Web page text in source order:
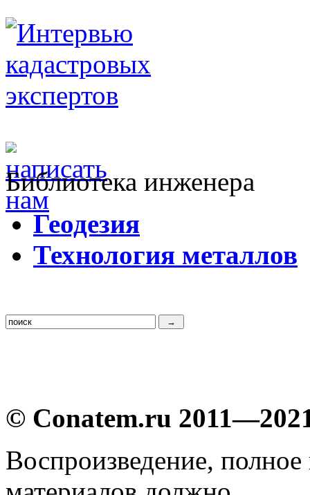
Библиотека инженера
Геодезия
Технология металлов
© Conatem.ru
Воспроизведение,